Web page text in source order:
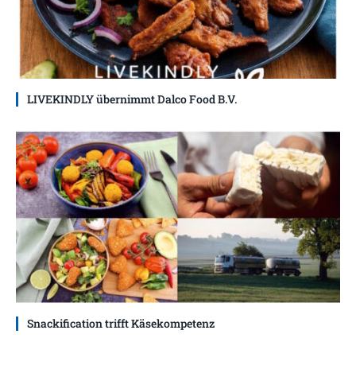
LIVEKINDLY übernimmt Dalco Food B.V.
Snackification trifft Käsekompetenz